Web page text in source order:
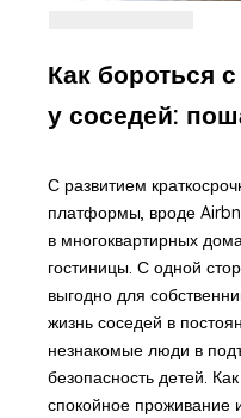
Как бороться
у соседей:
С развитием
платформы, вроде
в многоквартирных
гостиницы. С одной
выгодно для
жизнь соседей в
незнакомые люди в
безопасность детей.
спокойное проживание